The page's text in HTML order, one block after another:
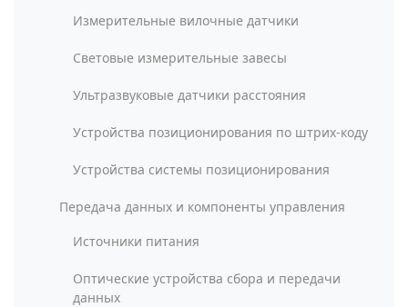
Измерительные вилочные датчики
Световые измерительные завесы
Ультразвуковые датчики расстояния
Устройства позиционирования по штрих-коду
Устройства системы позиционирования
Передача данных и компоненты управления
Источники питания
Оптические устройства сбора и передачи
данных